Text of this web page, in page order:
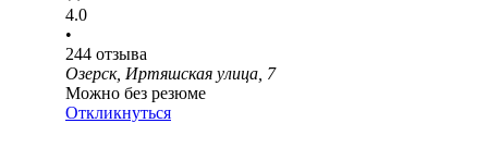
4.0
•
244 отзыва
Озерск, Иртяшская улица, 7
Можно без резюме
Откликнуться